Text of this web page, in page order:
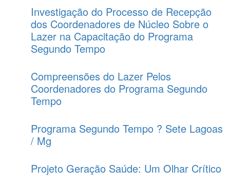
Investigação do Processo de Recepção
dos Coordenadores de Núcleo Sobre o
Lazer na Capacitação do Programa
Segundo Tempo
Compreensões do Lazer Pelos
Coordenadores do Programa Segundo
Tempo
Programa Segundo Tempo ? Sete Lagoas
/ Mg
Projeto Geração Saúde: Um Olhar Crítico